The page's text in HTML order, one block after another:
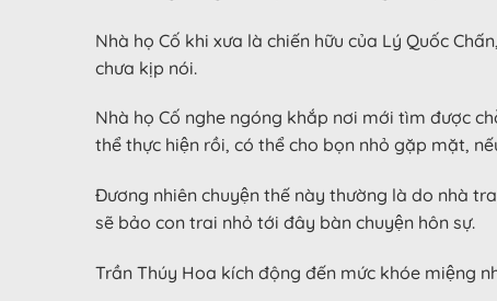
Nhà họ Cố khi xưa là chiến hữu của Lý Quốc
chưa kịp nói.
Nhà họ Cố nghe ngóng khắp nơi mới tìm được
thể thực hiện rồi, có thể cho bọn nhỏ gặp mặt,
Đương nhiên chuyện thế này thường là do nhà
sẽ bảo con trai nhỏ tới đây bàn chuyện hôn sự.
Trần Thúy Hoa kích động đến mức khóe miệng